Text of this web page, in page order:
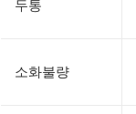
두통
소화불량